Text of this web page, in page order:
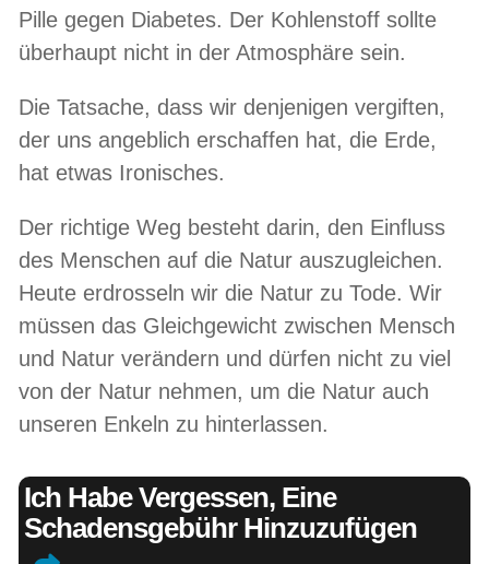
Pille gegen Diabetes. Der Kohlenstoff sollte
überhaupt nicht in der Atmosphäre sein.
Die Tatsache, dass wir denjenigen vergiften,
der uns angeblich erschaffen hat, die Erde,
hat etwas Ironisches.
Der richtige Weg besteht darin, den Einfluss
des Menschen auf die Natur auszugleichen.
Heute erdrosseln wir die Natur zu Tode. Wir
müssen das Gleichgewicht zwischen Mensch
und Natur verändern und dürfen nicht zu viel
von der Natur nehmen, um die Natur auch
unseren Enkeln zu hinterlassen.
Ich Habe Vergessen, Eine
Schadensgebühr Hinzuzufügen